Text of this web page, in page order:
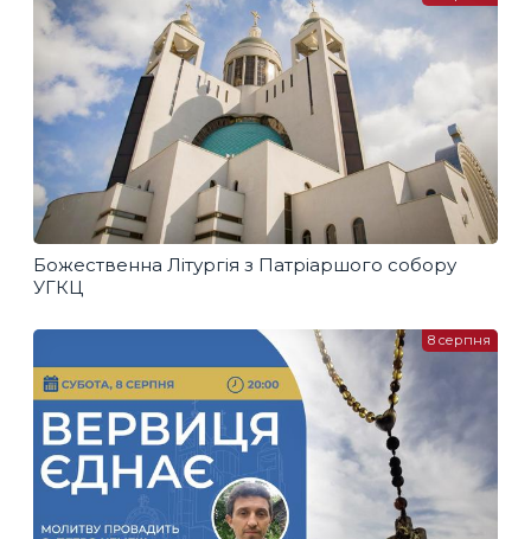
Божественна Літургія з Патріаршого собору
УГКЦ
8 серпня